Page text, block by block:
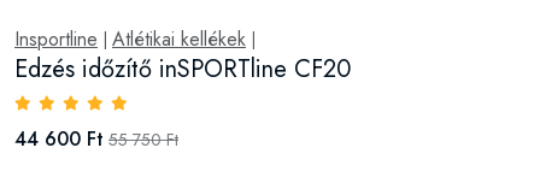
Insportline Atlétikai kellékek
Edzés időzítő inSPORTline CF20
44 600 Ft 55 750 Ft